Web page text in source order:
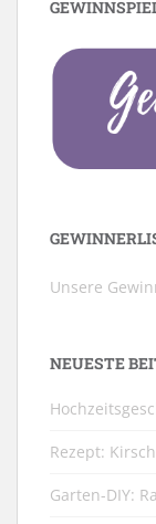
Unsere
NEUESTE
Rezept:
Garten-DIY: